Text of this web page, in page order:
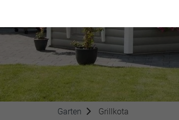
Zweck
Dieses Cookie wird verwendet,
um Ihre Cookie-Einstellungen
für diese Website zu speichern.
Name SgCookieOptin.lastPreferences
Garten Grillkota